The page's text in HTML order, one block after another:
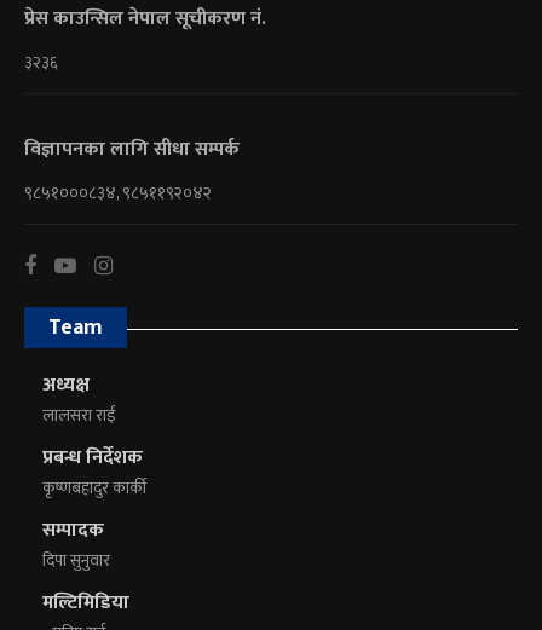
प्रेस काउन्सिल नेपाल सूचीकरण नं.
३२३६
विज्ञापनका लागि सीधा सम्पर्क
९८५१०००८३४, ९८५११९२०४२
Team
अध्यक्ष
लालसरा राई
प्रबन्ध निर्देशक
कृष्णबहादुर कार्की
सम्पादक
दिपा सुनुवार
मल्टिमिडिया